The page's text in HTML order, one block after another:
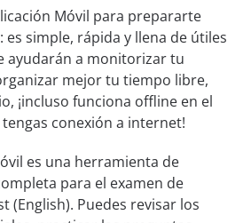
Móvil para prepararte
es simple, rápida y llena de útiles
ayudarán a monitorizar tu
mejor tu tiempo libre,
¡incluso funciona offline en el
conexión a internet!
es una herramienta de
para el examen de
(English). Puedes revisar los